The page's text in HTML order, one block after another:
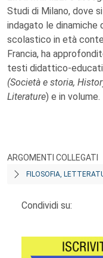
Studi di Milano, dove
indagato le dinamiche
scolastico in età
Francia, ha
testi didattico-
(Società e storia,
Literature) e in volume.
ARGOMENTI COLLEGATI
FILOSOFIA,
Condividi su: